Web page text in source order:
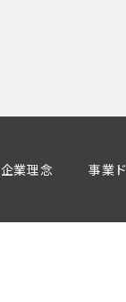
企業理念 事業